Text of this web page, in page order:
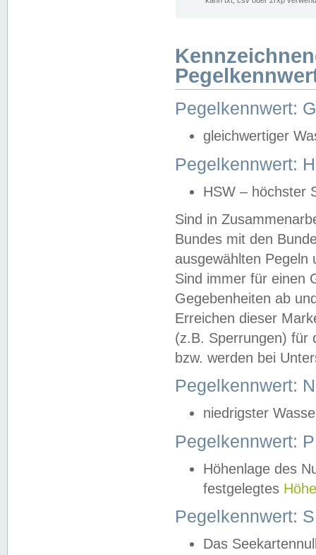
Pegelkennwert:
gleichwertiger
Pegelkennwert:
HSW – höchster
Sind in
Bundes mit den
ausgewählten
Sind immer für einen
Gegebenheiten ab
Erreichen dieser
(z.B. Sperrungen) für
bzw. werden bei
Pegelkennwert:
niedrigster
Pegelkennwert:
Höhenlage des
festgelegtes
Pegelkennwert:
Das